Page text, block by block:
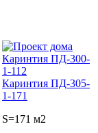
Каринтия ПД-305-
1-171
S=171 м2